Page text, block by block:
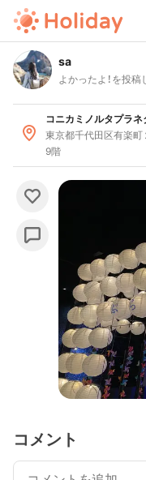
sa
よかったよ！を投稿
コニカミノルタプラ
東京都千代田区有楽
9階
コメント